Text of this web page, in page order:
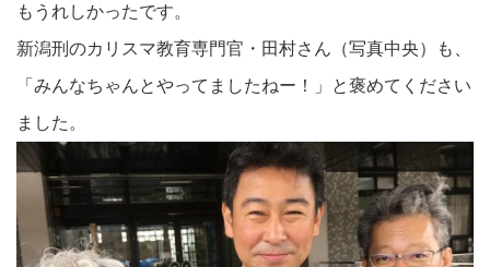
もうれしかったです。
新潟刑のカリスマ教育専門官・田村さん（写真中央）も、
「みんなちゃんとやってましたねー！」と褒めてください
ました。